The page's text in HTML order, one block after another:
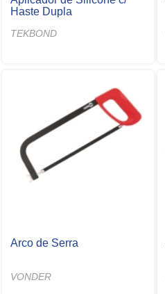
Haste Dupla
TEKBOND
Arco de Serra
VONDER